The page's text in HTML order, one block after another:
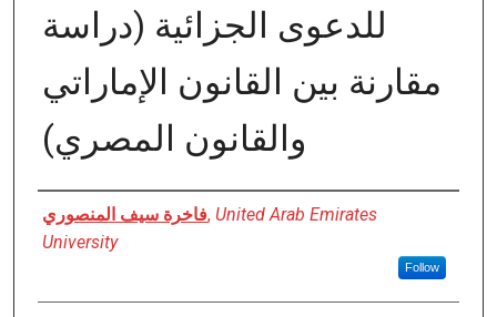
للدعوى الجزائیة (دراسة
مقارنة بین القانون الإماراتي
والقانون المصري)
Author
فاخرة سیف المنصوري, United Arab Emirates
University
Follow